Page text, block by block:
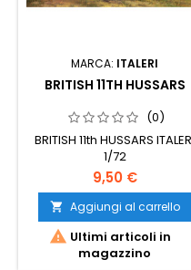
MARCA: ITALERI
BRITISH 11TH HUSSARS
(0)
BRITISH 11th HUSSARS
1/72
9,50 €
 Aggiungi al carrello
 Ultimi articoli in
magazzino